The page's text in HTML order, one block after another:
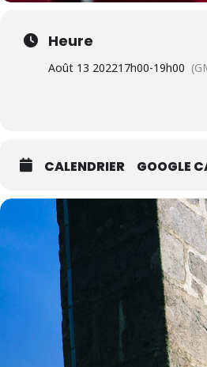
Heure
Août 13 202217h00-19h00
CALENDRIER GOOGLE